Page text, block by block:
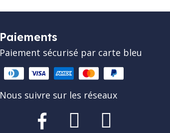
Paiements
Paiement sécurisé par carte bleu
Nous suivre sur les réseaux